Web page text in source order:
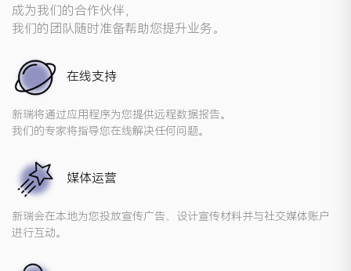
成为我们的合作伙伴，
我们的团队随时准备帮助您提升业务。
在线支持
新瑞将通过应用程序为您提供远程数据报告。
我们的专家将指导您在线解决任何问题。
媒体运营
新瑞会在本地为您投放宣传广告、设计宣传材料并与社交媒体账户
进行互动。